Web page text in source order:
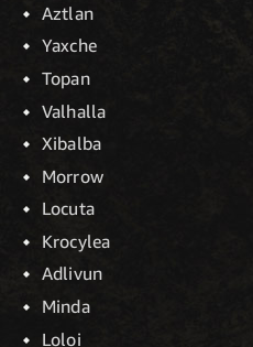
Aztlan
Yaxche
Topan
Valhalla
Xibalba
Morrow
Locuta
Krocylea
Adlivun
Minda
Loloi